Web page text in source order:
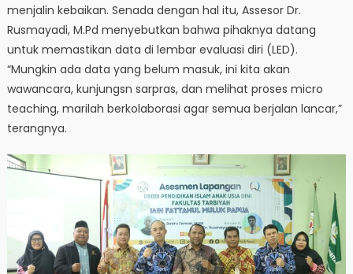
menjalin kebaikan. Senada dengan hal itu, Assesor Dr.
Rusmayadi, M.Pd menyebutkan bahwa pihaknya datang
untuk memastikan data di lembar evaluasi diri (LED).
“Mungkin ada data yang belum masuk, ini kita akan
wawancara, kunjungsn sarpras, dan melihat proses micro
teaching, marilah berkolaborasi agar semua berjalan lancar,”
terangnya.